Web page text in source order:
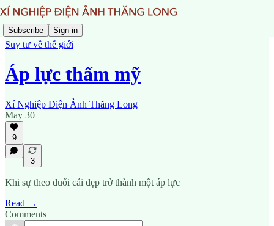
Subscribe Sign in
Suy tư về thế giới
Áp lực thẩm mỹ
Xí Nghiệp Điện Ảnh Thăng Long
May 30
9
3
Khi sự theo đuổi cái đẹp trở thành một áp lực
Read →
Comments